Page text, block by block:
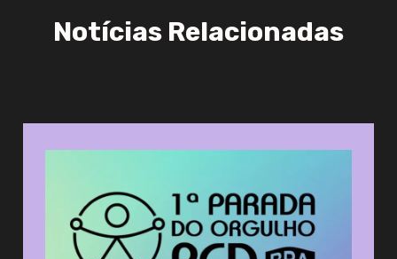
Notícias Relacionadas